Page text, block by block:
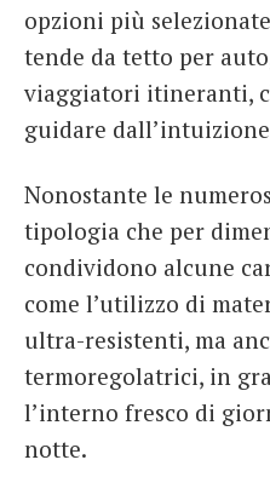
opzioni più
tende da tetto per
viaggiatori itineranti,
guidare
Nonostante le
tipologia che per
condividono alcune
come l’utilizzo di
ultra-resistenti, ma
termoregolatrici, in
l’interno fresco di
notte.